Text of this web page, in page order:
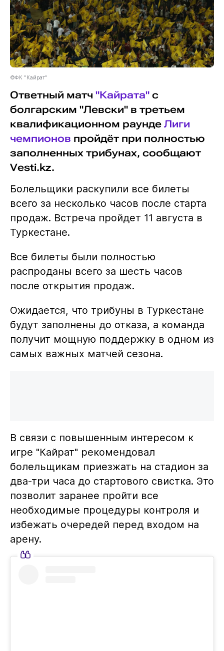
©ФК "Кайрат"
Ответный матч "Кайрата"с
болгарским "Левски" в третьем
квалификационном раунде Лиги
чемпионов пройдёт при полностью
заполненных трибунах, сообщают
Vesti.kz.
Болельщики раскупили все билеты
всего за несколько часов после старта
продаж. Встреча пройдет 11 августа в
Туркестане.
Все билеты были полностью
распроданы всего за шесть часов
после открытия продаж.
Ожидается, что трибуны в Туркестане
будут заполнены до отказа, а команда
получит мощную поддержку в одном из
самых важных матчей сезона.
В связи с повышенным интересом к
игре "Кайрат" рекомендовал
болельщикам приезжать на стадион за
два-три часа до стартового свистка. Это
позволит заранее пройти все
необходимые процедуры контроля и
избежать очередей перед входом на
арену.